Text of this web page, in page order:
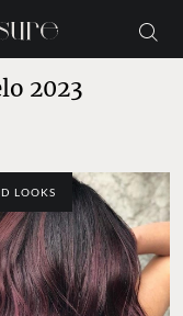
2023
LOOKS